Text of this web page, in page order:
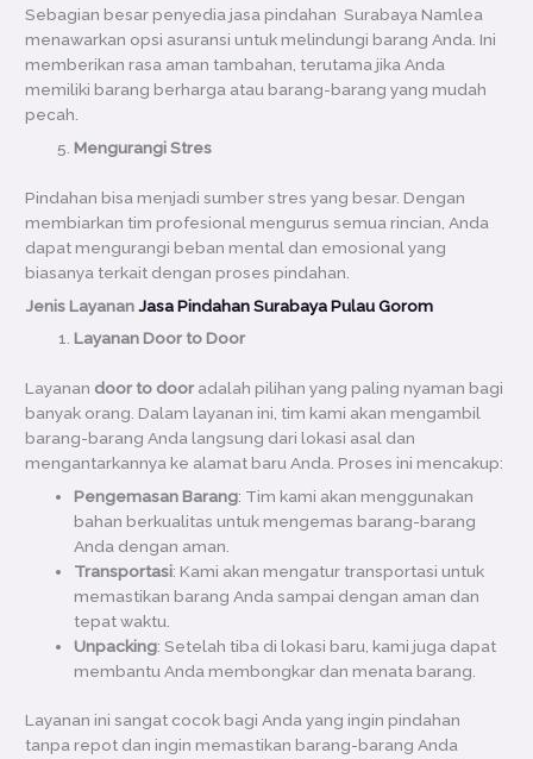
Sebagian besar penyedia jasa pindahan Surabaya Namlea
menawarkan opsi asuransi untuk melindungi barang Anda. Ini
memberikan rasa aman tambahan, terutama jika Anda
memiliki barang berharga atau barang-barang yang mudah
pecah.
Mengurangi Stres
Pindahan bisa menjadi sumber stres yang besar. Dengan
membiarkan tim profesional mengurus semua rincian, Anda
dapat mengurangi beban mental dan emosional yang
biasanya terkait dengan proses pindahan.
Jenis LayananJasa Pindahan Surabaya Pulau Gorom
Layanan Door to Door
Layanan door to door adalah pilihan yang paling nyaman bagi
banyak orang. Dalam layanan ini, tim kami akan mengambil
barang-barang Anda langsung dari lokasi asal dan
mengantarkannya ke alamat baru Anda. Proses ini mencakup:
Pengemasan Barang: Tim kami akan menggunakan
bahan berkualitas untuk mengemas barang-barang
Anda dengan aman.
Transportasi: Kami akan mengatur transportasi untuk
memastikan barang Anda sampai dengan aman dan
tepat waktu.
Unpacking: Setelah tiba di lokasi baru, kami juga dapat
membantu Anda membongkar dan menata barang.
Layanan ini sangat cocok bagi Anda yang ingin pindahan
tanpa repot dan ingin memastikan barang-barang Anda